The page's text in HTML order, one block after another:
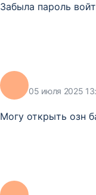
Забыла пароль
05 июля 2025
Могу открыть озн